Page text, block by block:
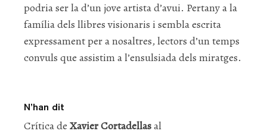
podria ser la d’un jove artista d’avui. Pertany a la
família dels llibres visionaris i sembla escrita
expressament per a nosaltres, lectors d’un temps
convuls que assistim a l’ensulsiada dels miratges.
N’han dit
Crítica de Xavier Cortadellasal